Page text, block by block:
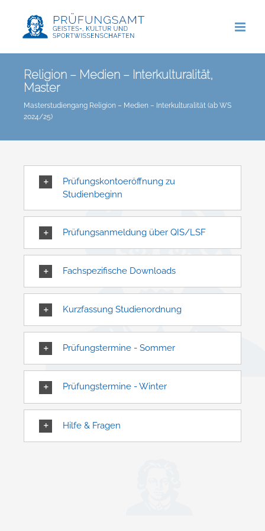
springen
Religion – Medien – Interkulturalität,
Master
Masterstudiengang Religion – Medien – Interkulturalität (ab WS
2024/25)
Prüfungskontoeröffnung zu
Studienbeginn
Prüfungsanmeldung über QIS/LSF
Fachspezifische Downloads
Kurzfassung Studienordnung
Prüfungstermine - Sommer
Prüfungstermine - Winter
Hilfe & Fragen